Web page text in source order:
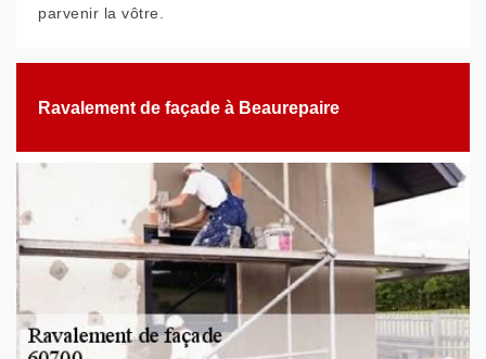
parvenir la vôtre.
Ravalement de façade à Beaurepaire